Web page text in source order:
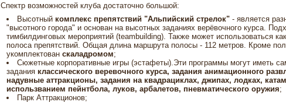
Спектр возможностей клуба достаточно большой:
Высотный комплекс препятствий "Альпийский стрелок"- является
"высотного города" и основан на высотных заданиях верёвочного курса.
тимбилдинговых мероприятий (teambuilding). Также может использоваться
полоса препятствий. Общая длина маршрута полосы - 112 метров. Кроме
укомплектован cкаладромом;
Сюжетные корпоративные игры (эстафеты).Эти программы могут иметь
задания классического веревочного курса, задания анимационного
надувные аттракционы, задания на квадрациклах, джипах, лодках,
использванием пейнтбола, луков, арбалетов, пневматического оружия;
Парк Аттракционов;